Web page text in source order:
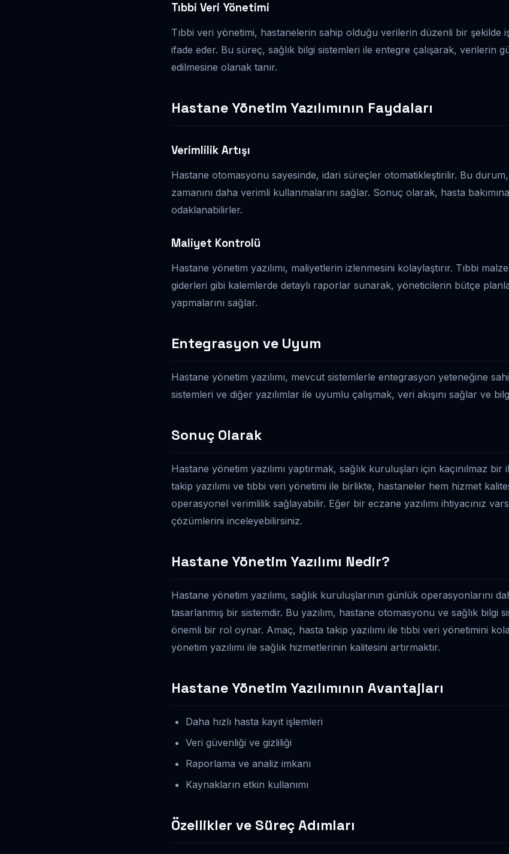
Tıbbi Veri Yönetimi
Tıbbi veri yönetimi, hastanelerin sahip olduğu verilerin düzenli bir şekilde
ifade eder. Bu süreç, sağlık bilgi sistemleri ile entegre çalışarak, verilerin
edilmesine olanak tanır.
Hastane Yönetim Yazılımının Faydaları
Verimlilik Artışı
Hastane otomasyonu sayesinde, idari süreçler otomatikleştirilir. Bu durum,
zamanını daha verimli kullanmalarını sağlar. Sonuç olarak, hasta
odaklanabilirler.
Maliyet Kontrolü
Hastane yönetim yazılımı, maliyetlerin izlenmesini kolaylaştırır. Tıbbi
giderleri gibi kalemlerde detaylı raporlar sunarak, yöneticilerin bütçe
yapmalarını sağlar.
Entegrasyon ve Uyum
Hastane yönetim yazılımı, mevcut sistemlerle entegrasyon yeteneğine
sistemleri ve diğer yazılımlar ile uyumlu çalışmak, veri akışını sağlar ve
Sonuç Olarak
Hastane yönetim yazılımı yaptırmak, sağlık kuruluşları için kaçınılmaz
takip yazılımı ve tıbbi veri yönetimi ile birlikte, hastaneler hem hizmet
operasyonel verimlilik sağlayabilir. Eğer bir eczane yazılımı ihtiyacınız
çözümlerini inceleyebilirsiniz.
Hastane Yönetim Yazılımı Nedir?
Hastane yönetim yazılımı, sağlık kuruluşlarının günlük operasyonlarını
tasarlanmış bir sistemdir. Bu yazılım, hastane otomasyonu ve sağlık bilgi
önemli bir rol oynar. Amaç, hasta takip yazılımı ile tıbbi veri yönetimini
yönetim yazılımı ile sağlık hizmetlerinin kalitesini artırmaktır.
Hastane Yönetim Yazılımının Avantajları
Daha hızlı hasta kayıt işlemleri
Veri güvenliği ve gizliliği
Raporlama ve analiz imkanı
Kaynakların etkin kullanımı
Özellikler ve Süreç Adımları